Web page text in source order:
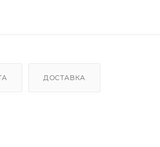
ДОСТАВКА